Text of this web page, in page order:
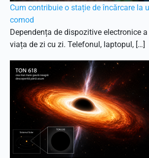
Cum contribuie o stație de încărcare la
comod
Dependența de dispozitive electronice
viața de zi cu zi. Telefonul, laptopul, […]